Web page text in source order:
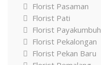
Florist Pasaman
Florist Pati
Florist Payakumbuh
Florist Pekalongan
Florist Pekan Baru